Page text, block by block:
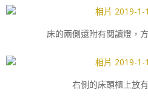
床的兩側還附有閱讀燈，
右側的床頭櫃上放